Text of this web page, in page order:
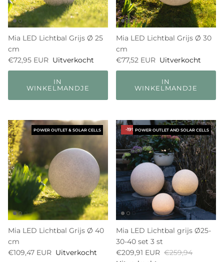
Mia LED Lichtbal Grijs Ø 25
cm
€72,95 EUR Uitverkocht
IN
WINKELMANDJE
Mia LED Lichtbal Grijs Ø 30
cm
€77,52 EUR Uitverkocht
IN
WINKELMANDJE
POWER OUTLET & SOLAR CELLS
Mia LED Lichtbal Grijs Ø 40
cm
€109,47 EUR Uitverkocht
POWER OUTLET AND SOLAR CELLS
-19%
Mia LED Lichtbal grijs Ø25-
30-40 set 3 st
€209,91 EUR €259,94